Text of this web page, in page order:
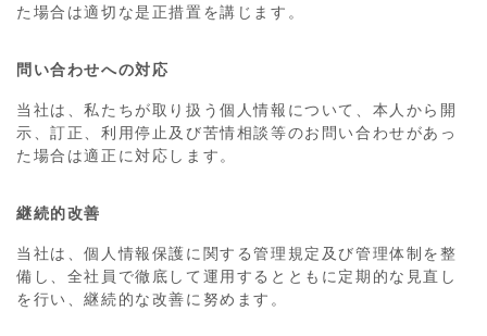
た場合は適切な是正措置を講じます。
問い合わせへの対応
当社は、私たちが取り扱う個人情報について、本人から開
示、訂正、利用停止及び苦情相談等のお問い合わせがあっ
た場合は適正に対応します。
継続的改善
当社は、個人情報保護に関する管理規定及び管理体制を整
備し、全社員で徹底して運用するとともに定期的な見直し
を行い、継続的な改善に努めます。